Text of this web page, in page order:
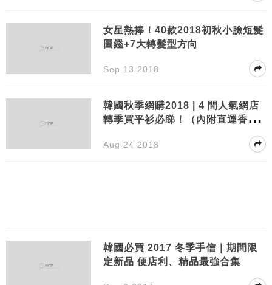
女星熱捧！40款2018初秋小臉短髮
圖鑑+7大轉髮型方向
Sep 13 2018
韓國秋季網購2018 | 4 間人氣網店
轉季買平衫必睇！（內附直運香港
Aug 24 2018
韓國必買 2017 冬季手信｜期間限
定新品 便店利、精品最強合集